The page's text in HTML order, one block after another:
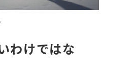
わけではな